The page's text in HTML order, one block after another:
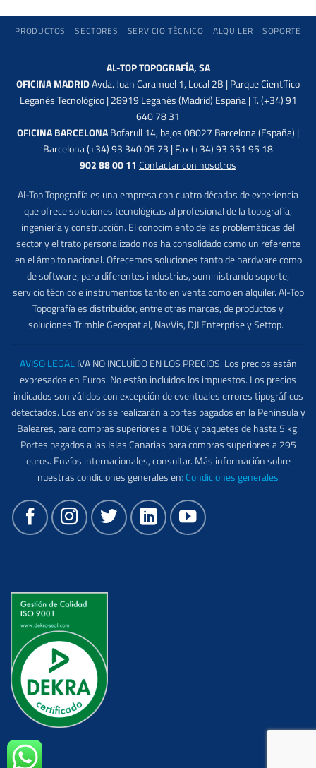
PRODUCTOS SECTORES SERVICIO TÉCNICO ALQUILER SOPORTE
AL-TOP TOPOGRAFÍA, SA
OFICINA MADRIDAvda. Juan Caramuel 1, Local 2B | Parque Científico
Leganés Tecnológico | 28919 Leganés (Madrid) España | T. (+34) 91
640 78 31
OFICINA BARCELONABofarull 14, bajos 08027 Barcelona (España) |
Barcelona (+34) 93 340 05 73 | Fax (+34) 93 351 95 18
902 88 00 11 Contactar con nosotros
Al-Top Topografía es una empresa con cuatro décadas de experiencia
que ofrece soluciones tecnológicas al profesional de la topografía,
ingeniería y construcción. El conocimiento de las problemáticas del
sector y el trato personalizado nos ha consolidado como un referente
en el ámbito nacional. Ofrecemos soluciones tanto de hardware como
de software, para diferentes industrias, suministrando soporte,
servicio técnico e instrumentos tanto en venta como en alquiler. Al-Top
Topografía es distribuidor, entre otras marcas, de productos y
soluciones Trimble Geospatial, NavVis, DJI Enterprise y Settop.
AVISO LEGALIVA NO INCLUÍDO EN LOS PRECIOS. Los precios están
expresados en Euros. No están incluidos los impuestos. Los precios
indicados son válidos con excepción de eventuales errores tipográficos
detectados. Los envíos se realizarán a portes pagados en la Península y
Baleares, para compras superiores a 100€ y paquetes de hasta 5 kg.
Portes pagados a las Islas Canarias para compras superiores a 295
euros. Envíos internacionales, consultar. Más información sobre
nuestras condiciones generales en: Condiciones generales